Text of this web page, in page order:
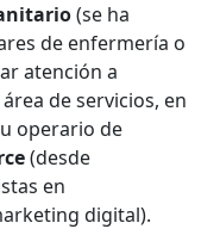
(se ha
de enfermería o
atención a
de servicios, en
u operario de
(desde
en
digital).